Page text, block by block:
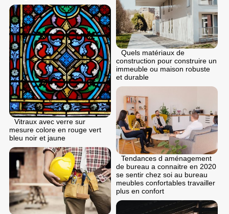
Quels matériaux de
construction pour construire un
immeuble ou maison robuste
et durable
Vitraux avec verre sur
mesure colore en rouge vert
bleu noir et jaune
Tendances d aménagement
de bureau a connaitre en 2020
se sentir chez soi au bureau
meubles confortables travailler
plus en confort